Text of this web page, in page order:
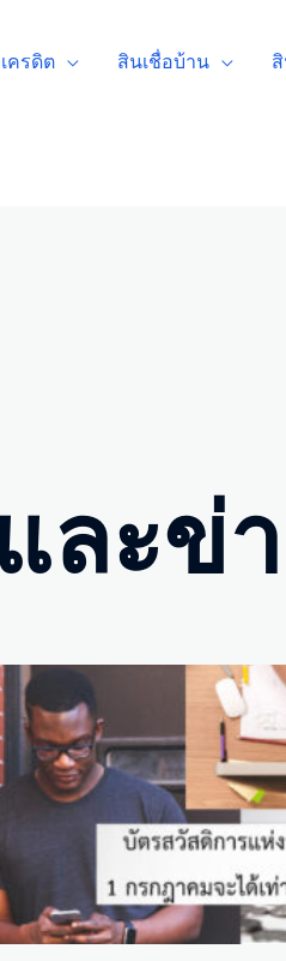
ครดิต สินเชื่อบ้าน
ละข่